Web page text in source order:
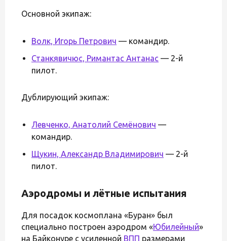
Основной экипаж:
Волк, Игорь Петрович — командир.
Станкявичюс, Римантас Антанас — 2-й
пилот.
Дублирующий экипаж:
Левченко, Анатолий Семёнович —
командир.
Щукин, Александр Владимирович — 2-й
пилот.
Аэродромы и лётные испытания
Для посадок космоплана «Буран» был
специально построен аэродром «Юбилейный»
на Байконуре с усиленной ВПП размерами